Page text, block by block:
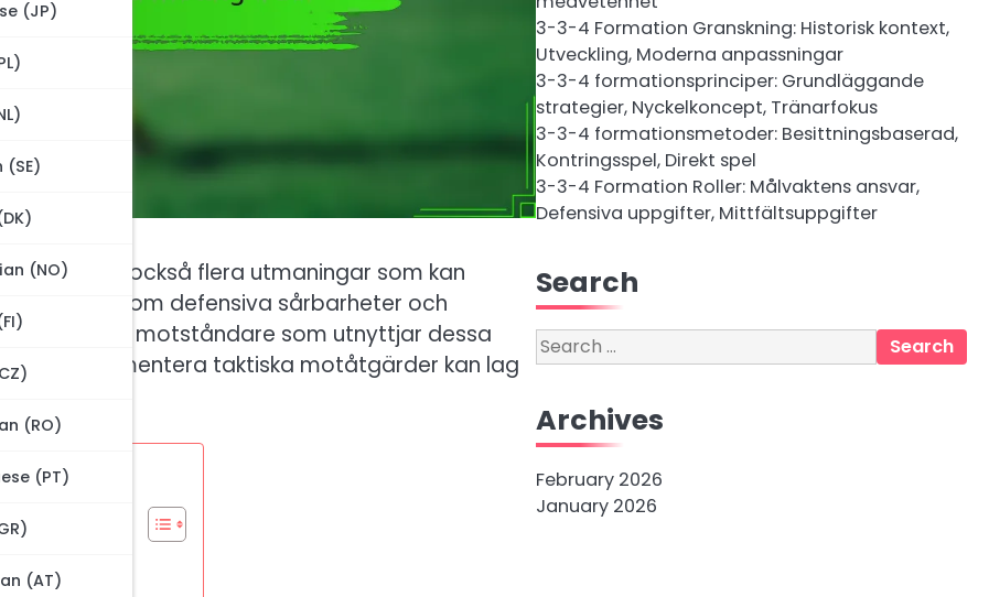
(JP)
(SE)
(NO)
(RO)
(PT)
(AT)
medför också flera utmaningar som kan
genom defensiva sårbarheter och
om motståndare som utnyttjar dessa
implementera taktiska motåtgärder kan lag
3-3-4 Formation Granskning: Historisk kontext,
Utveckling, Moderna anpassningar
3-3-4 formationsprinciper: Grundläggande
strategier, Nyckelkoncept, Tränarfokus
3-3-4 formationsmetoder: Besittningsbaserad,
Kontringsspel, Direkt spel
3-3-4 Formation Roller: Målvaktens ansvar,
Defensiva uppgifter, Mittfältsuppgifter
Search
Search
for:
Archives
February 2026
January 2026